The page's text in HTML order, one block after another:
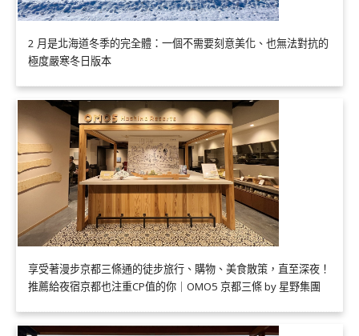
2 月是北海道冬季的完全體：一個不需要刻意美化、也無法對抗的
極度嚴寒冬日版本
享受著漫步京都三條通的徒步旅行、購物、美食散策，直至深夜！
推薦給夜宿京都也注重CP值的你｜OMO5 京都三條 by 星野集團